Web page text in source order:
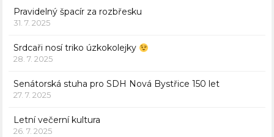
Pravidelný špacír za rozbřesku
31. 7. 2025
Srdcaři nosí triko úzkokolejky
28. 7. 2025
Senátorská stuha pro SDH Nová Bystřice 150 let
27. 7. 2025
Letní večerní kultura
26. 7. 2025